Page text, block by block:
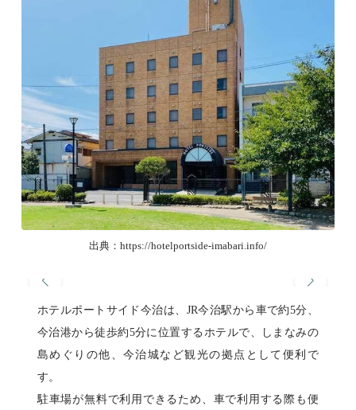
出典：https://hotelportside-imabari.info/
ホテルポートサイド今治は、JR今治駅から車で約5分、
今治港から徒歩約5分に位置するホテルで、しまなみの
島めぐりの他、今治城など観光の拠点として便利で
す。
駐車場が無料で利用できるため、車で利用する際も便